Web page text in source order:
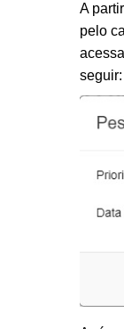
A
pelo
seguir: